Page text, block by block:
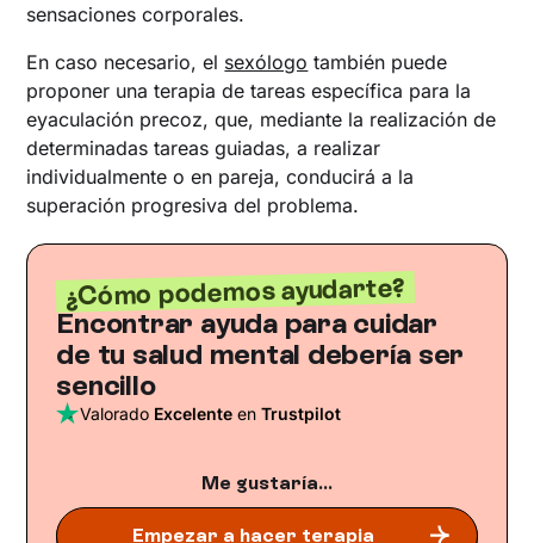
sensaciones corporales.
En caso necesario, el sexólogo también puede
proponer una terapia de tareas específica para la
eyaculación precoz, que, mediante la realización de
determinadas tareas guiadas, a realizar
individualmente o en pareja, conducirá a la
superación progresiva del problema.
¿Cómo podemos ayudarte?
Encontrar ayuda para cuidar
de tu salud mental debería ser
sencillo
Valorado Excelente enTrustpilot
Me gustaría...
Empezar a hacer terapia